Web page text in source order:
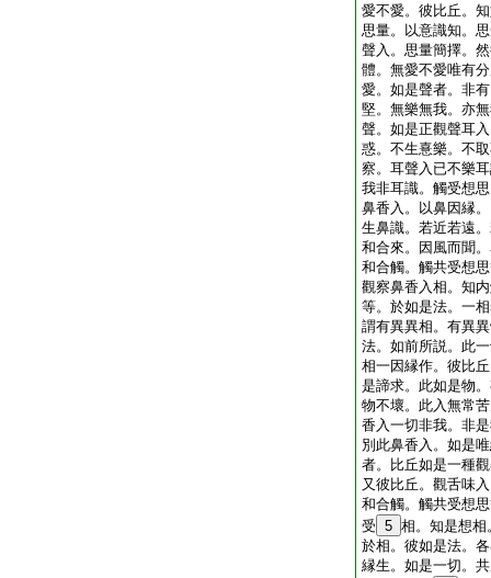
愛不愛。彼比丘。
思量。以意識知。
聲入。思量簡擇。
體。無愛不愛唯有
愛。如是聲者。非
堅。無樂無我。亦
聲。如是正觀聲耳
惑。不生憙樂。不
察。耳聲入已不樂
我非耳識。觸受想
鼻香入。以鼻因縁
生鼻識。若近若遠
和合來。因風而聞
和合觸。觸共受想
觀察鼻香入相。知
等。於如是法。一
謂有異異相。有異
法。如前所説。此
相一因縁作。彼比
是諦求。此如是物
物不壞。此入無常
香入一切非我。非
別此鼻香入。如是
者。比丘如是一種
又彼比丘。觀舌味
和合觸。觸共受想
受 5 相。知是想相
於相。彼如是法。
縁生。如是一切。